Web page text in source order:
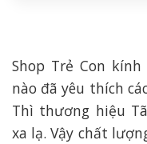
Shop Trẻ Con
nào đã yêu thích
Thì thương hiệu
xa lạ. Vậy chất